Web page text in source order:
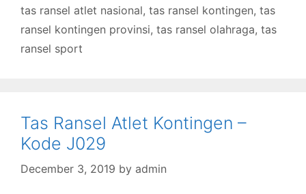
tas ransel atlet nasional, tas ransel kontingen, tas
ransel kontingen provinsi, tas ransel olahraga, tas
ransel sport
Tas Ransel Atlet Kontingen –
Kode J029
December 3, 2019 by admin